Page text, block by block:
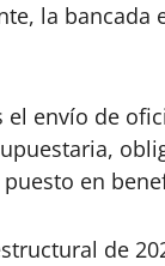
la
el envío de
en
de